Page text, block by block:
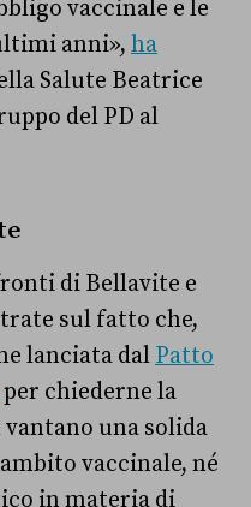
vaccinale e le
anni», ha
Salute Beatrice
del PD al
di Bellavite e
sul fatto che,
lanciata dal Patto
per chiederne la
una solida
vaccinale, né
in materia di